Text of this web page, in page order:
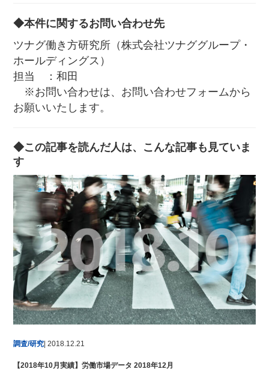
◆本件に関するお問い合わせ先
ツナグ働き方研究所（株式会社ツナググループ・
ホールディングス）
担当 ：和田
※お問い合わせは、お問い合わせフォームから
お願いいたします。
◆この記事を読んだ人は、こんな記事も見ていま
す
調査/研究| 2018.12.21
【2018年10月実績】労働市場データ 2018年12月